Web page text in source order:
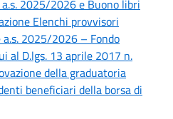
2025/2026 e Buono libri
Elenchi provvisori
2025/2026 – Fondo
al D.lgs. 13 aprile 2017 n.
della graduatoria
beneficiari della borsa di